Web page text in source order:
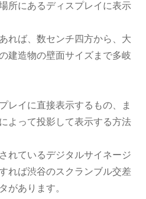
所にあるディスプレイに表示
れば、数センチ四方から、大
建造物の壁面サイズまで多岐
レイに直接表示するもの、ま
よって投影して表示する方法
れているデジタルサイネージ
れば渋谷のスクランブル交差
があります。